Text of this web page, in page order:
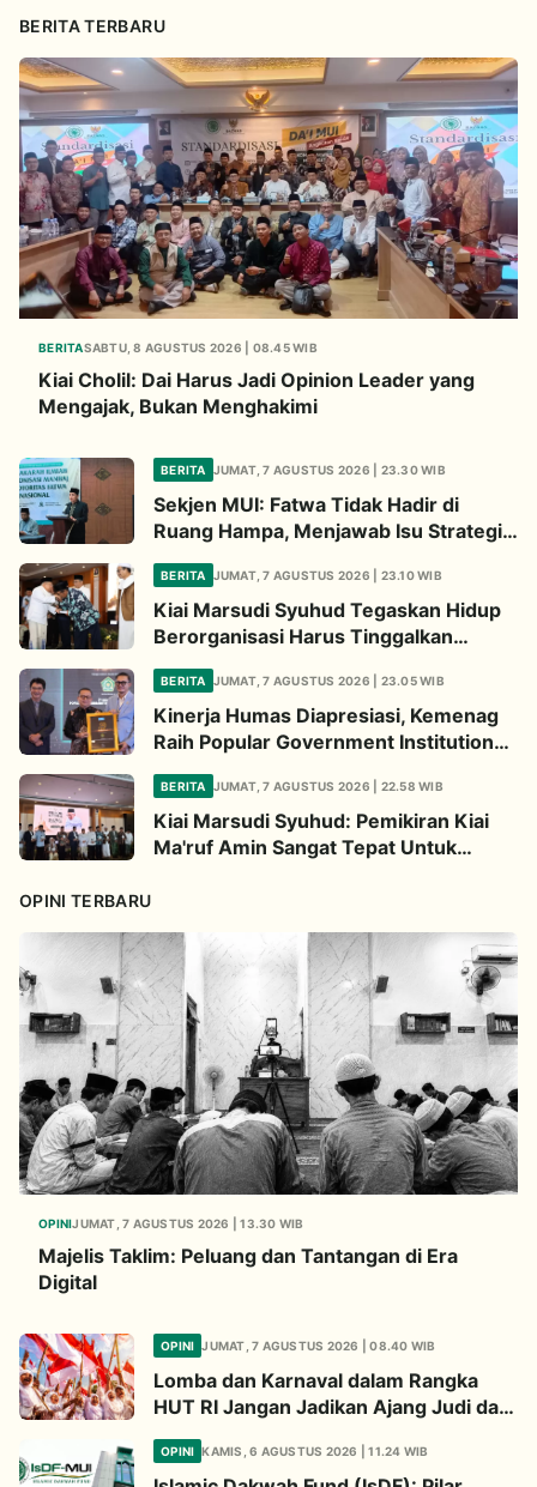
BERITA TERBARU
BERITASABTU, 8 AGUSTUS 2026 | 08.45 WIB
Kiai Cholil: Dai Harus Jadi Opinion Leader yang
Mengajak, Bukan Menghakimi
BERITA JUMAT, 7 AGUSTUS 2026 | 23.30 WIB
Sekjen MUI: Fatwa Tidak Hadir di
Ruang Hampa, Menjawab Isu Strategis
Bangsa
BERITA JUMAT, 7 AGUSTUS 2026 | 23.10 WIB
Kiai Marsudi Syuhud Tegaskan Hidup
Berorganisasi Harus Tinggalkan
Legacy Amal Saleh
BERITA JUMAT, 7 AGUSTUS 2026 | 23.05 WIB
Kinerja Humas Diapresiasi, Kemenag
Raih Popular Government Institutions
Award 2026
BERITA JUMAT, 7 AGUSTUS 2026 | 22.58 WIB
Kiai Marsudi Syuhud: Pemikiran Kiai
Ma'ruf Amin Sangat Tepat Untuk
OPINI TERBARU
OPINIJUMAT, 7 AGUSTUS 2026 | 13.30 WIB
Majelis Taklim: Peluang dan Tantangan di Era
Digital
OPINI JUMAT, 7 AGUSTUS 2026 | 08.40 WIB
Lomba dan Karnaval dalam Rangka
HUT RI Jangan Jadikan Ajang Judi dan
OPINI KAMIS, 6 AGUSTUS 2026 | 11.24 WIB